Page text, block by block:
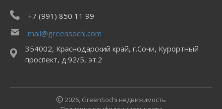
+7 (991) 850 11 99
mail@greensochi.com
354002, Краснодарский край, г.Сочи, Курортный
проспект, д.92/5, эт.2
2026, GreenSochi недвижимость